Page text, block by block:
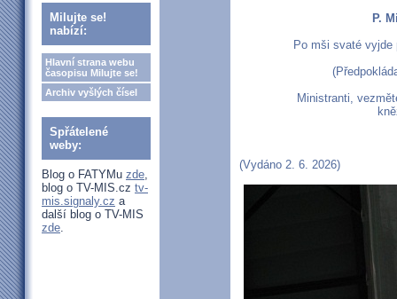
Milujte se!
nabízí:
Hlavní strana webu
časopisu Milujte se!
Archiv vyšlých čísel
Spřátelené
weby:
Blog o FATYMu zde,
blog o TV-MIS.cz tv-
mis.signaly.cz a
další blog o TV-MIS
zde.
P.
Po mši svaté vyjde
Ministranti,
(Vydáno 2. 6. 2026)